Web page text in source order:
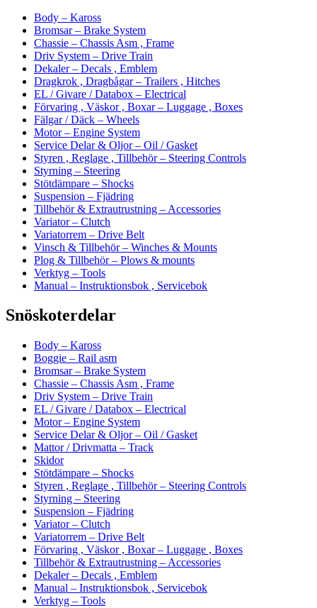
Body – Kaross
Bromsar – Brake System
Chassie – Chassis Asm , Frame
Driv System – Drive Train
Dekaler – Decals , Emblem
Dragkrok , Dragbågar – Trailers , Hitches
EL / Givare / Databox – Electrical
Förvaring , Väskor , Boxar – Luggage , Boxes
Fälgar / Däck – Wheels
Motor – Engine System
Service Delar & Oljor – Oil / Gasket
Styren , Reglage , Tillbehör – Steering Controls
Styrning – Steering
Stötdämpare – Shocks
Suspension – Fjädring
Tillbehör & Extrautrustning – Accessories
Variator – Clutch
Variatorrem – Drive Belt
Vinsch & Tillbehör – Winches & Mounts
Plog & Tillbehör – Plows & mounts
Verktyg – Tools
Manual – Instruktionsbok , Servicebok
Snöskoterdelar
Body – Kaross
Boggie – Rail asm
Bromsar – Brake System
Chassie – Chassis Asm , Frame
Driv System – Drive Train
EL / Givare / Databox – Electrical
Motor – Engine System
Service Delar & Oljor – Oil / Gasket
Mattor / Drivmatta – Track
Skidor
Stötdämpare – Shocks
Styren , Reglage , Tillbehör – Steering Controls
Styrning – Steering
Suspension – Fjädring
Variator – Clutch
Variatorrem – Drive Belt
Förvaring , Väskor , Boxar – Luggage , Boxes
Tillbehör & Extrautrustning – Accessories
Dekaler – Decals , Emblem
Manual – Instruktionsbok , Servicebok
Verktyg – Tools